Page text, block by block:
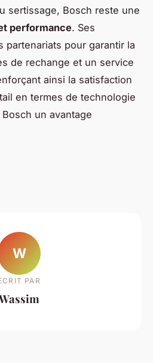
sertissage, Bosch reste une
performance. Ses
partenariats pour garantir la
de rechange et un service
ainsi la satisfaction
en termes de technologie
un avantage
W
PAR